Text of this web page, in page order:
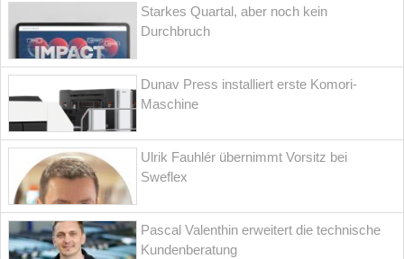
Starkes Quartal, aber noch kein
Durchbruch
Dunav Press installiert erste Komori-
Maschine
Ulrik Fauhlér übernimmt Vorsitz bei
Sweflex
Pascal Valenthin erweitert die technische
Kundenberatung